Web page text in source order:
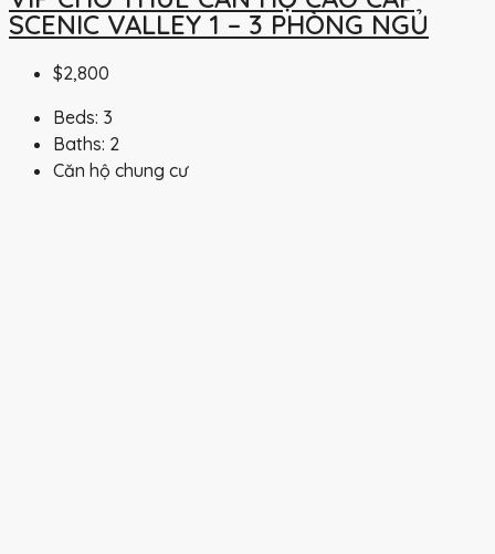
SCENIC VALLEY 1 – 3 PHÒNG NGỦ
$2,800
Beds: 3
Baths: 2
Căn hộ chung cư